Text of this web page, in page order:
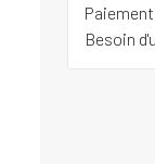
Besoin